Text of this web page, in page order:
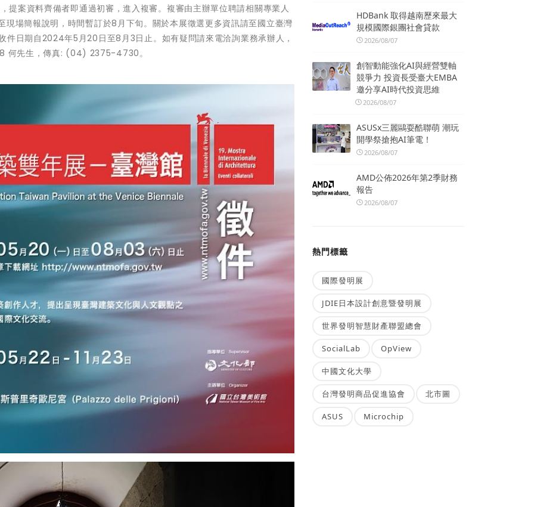
案資料齊備者即通過初審，進入複審。複審由主辦單位聘請相關專業人
場簡報說明，時間暫訂於8月下旬。關於本展徵選更多資訊請至國立臺灣
件日期自2024年5月20日至8月3日止。如有疑問請來電洽詢業務承辦人，
何先生，傳真: (04) 2375-4730。
HDBank 取得越南歷來最大
規模國際銀團社會貸款
2026/08/07
創智動能強化AI與經營雙軸
競爭力 投資長受臺大EMBA
邀分享AI時代投資思維
2026/08/07
ASUSx三麗鷗耍酷聯萌 潮玩
開學祭搶抱AI筆電！
2026/08/07
AMD公佈2026年第2季財務
報告
2026/08/07
熱門標籤
國際發明展
JDIE日本設計創意暨發明展
世界發明智慧財產聯盟總會
SocialLab OpView
中國文化大學
台灣發明商品促進協會 北市圖
ASUS Microchip